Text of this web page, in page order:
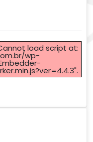
load script at:
wp-